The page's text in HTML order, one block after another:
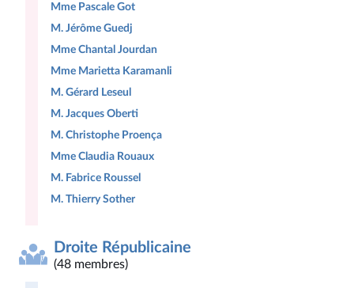
Mme Pascale Got
M. Jérôme Guedj
Mme Chantal Jourdan
Mme Marietta Karamanli
M. Gérard Leseul
M. Jacques Oberti
M. Christophe Proença
Mme Claudia Rouaux
M. Fabrice Roussel
M. Thierry Sother
Droite Républicaine
(48 membres)